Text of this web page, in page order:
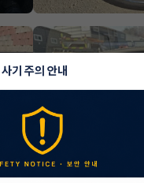
기 주의 안내